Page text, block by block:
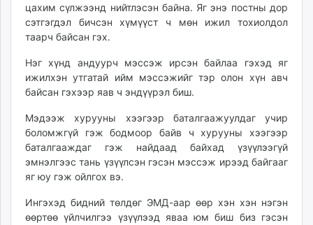
цахим сүлжээнд нийтлэсэн байна. Яг энэ постны дор
сэтгэгдэл бичсэн хүмүүст ч мөн ижил тохиолдол
таарч байсан гэх.
Нэг хүнд андуурч мэссэж ирсэн байлаа гэхэд яг
ижилхэн утгатай ийм мэссэжийг тэр олон хүн авч
байсан гэхээр яав ч эндүүрэл биш.
Мэдээж хурууны хээгээр баталгаажуулдаг учир
боломжгүй гэж бодмоор байв ч хурууны хээгээр
баталгааждаг гэж найдаад байхад үзүүлээгүй
эмнэлгээс тань үзүүлсэн гэсэн мэссэж ирээд байгааг
яг юу гэж ойлгох вэ.
Ингэхэд бидний төлдөг ЭМД-аар өөр хэн хэн нэгэн
өөртөө үйлчилгээ үзүүлээд яваа юм биш биз гэсэн